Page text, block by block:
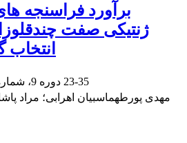
برآورد فراسنجه
ژنتیکی صفت
23-35
مهدی پورطهماسبیان اهرابی؛ مراد